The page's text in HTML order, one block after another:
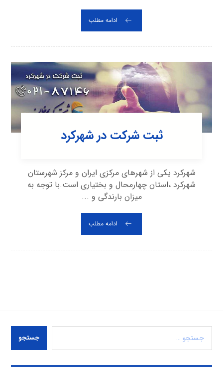
ادامه مطلب
ثبت شرکت در شهرکرد
شهرکرد یکی از شهرهای مرکزی ایران و مرکز شهرستان
شهرکرد ،استان چهارمحال و بختیاری است.با توجه به
میزان بارندگی و ...
ادامه مطلب
جستجو